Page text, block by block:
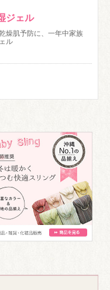
ジェル
燥肌予防に、一年中家族
ル